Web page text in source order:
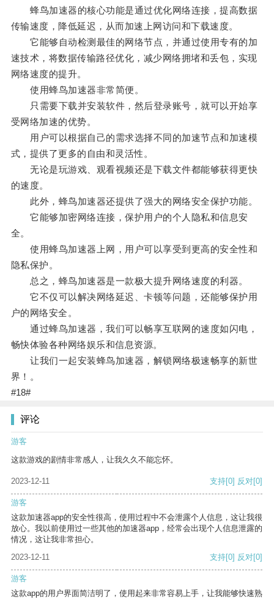
蜂鸟加速器的核心功能是通过优化网络连接，提高数据
传输速度，降低延迟，从而加速上网访问和下载速度。
它能够自动检测最佳的网络节点，并通过使用专有的加
速技术，将数据传输路径优化，减少网络拥堵和丢包，实现
网络速度的提升。
使用蜂鸟加速器非常简便。
只需要下载并安装软件，然后登录账号，就可以开始享
受网络加速的优势。
用户可以根据自己的需求选择不同的加速节点和加速模
式，提供了更多的自由和灵活性。
无论是玩游戏、观看视频还是下载文件都能够获得更快
的速度。
此外，蜂鸟加速器还提供了强大的网络安全保护功能。
它能够加密网络连接，保护用户的个人隐私和信息安
全。
使用蜂鸟加速器上网，用户可以享受到更高的安全性和
隐私保护。
总之，蜂鸟加速器是一款极大提升网络速度的利器。
它不仅可以解决网络延迟、卡顿等问题，还能够保护用
户的网络安全。
通过蜂鸟加速器，我们可以畅享互联网的速度如闪电，
畅快体验各种网络娱乐和信息资源。
让我们一起安装蜂鸟加速器，解锁网络极速畅享的新世
界！。
#18#
评论
游客
这款游戏的剧情非常感人，让我久久不能忘怀。
2023-12-11 支持[0] 反对[0]
游客
这款加速器app的安全性很高，使用过程中不会泄露个人信息，这让我很
放心。我以前使用过一些其他的加速器app，经常会出现个人信息泄露的
情况，这让我非常担心。
2023-12-11
支持[0] 反对[0]
游客
这款app的用户界面简洁明了，使用起来非常容易上手，让我能够快速熟